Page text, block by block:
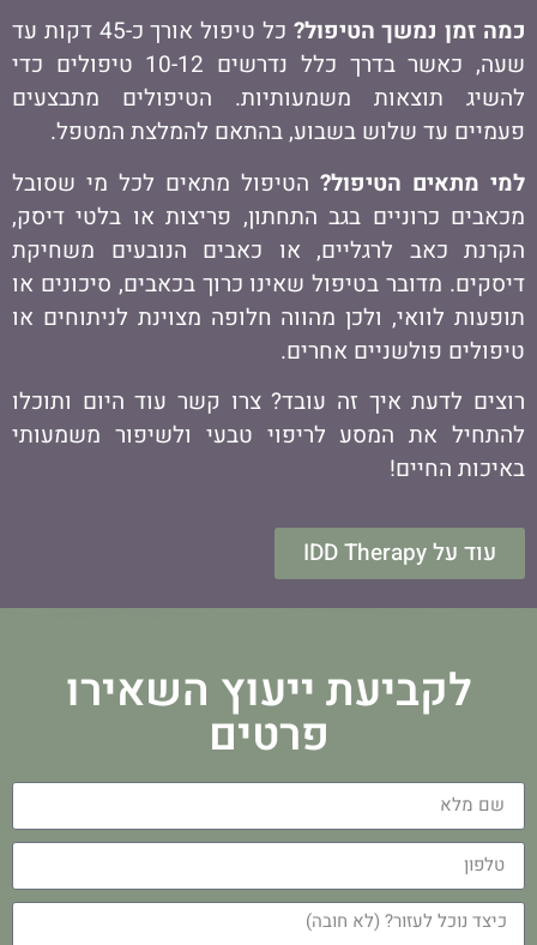
כמה זמן נמשך הטיפול?
כל טיפול אורך כ-45 דקות עד
שעה, כאשר בדרך כלל נדרשים 10-12 טיפולים כדי
להשיג תוצאות משמעותיות. הטיפולים מתבצעים
פעמיים עד שלוש בשבוע, בהתאם להמלצת המטפל.
למי מתאים הטיפול? הטיפול מתאים לכל מי שסובל
מכאבים כרוניים בגב התחתון, פריצות או בלטי דיסק,
הקרנת כאב לרגליים, או כאבים הנובעים משחיקת
דיסקים. מדובר בטיפול שאינו כרוך בכאבים, סיכונים או
תופעות לוואי, ולכן מהווה חלופה מצוינת לניתוחים או
טיפולים פולשניים אחרים.
רוצים לדעת איך זה עובד? צרו קשר עוד היום ותוכלו
להתחיל את המסע לריפוי טבעי ולשיפור משמעותי
באיכות החיים!
עוד על IDD Therapy
לקביעת ייעוץ השאירו
פרטים